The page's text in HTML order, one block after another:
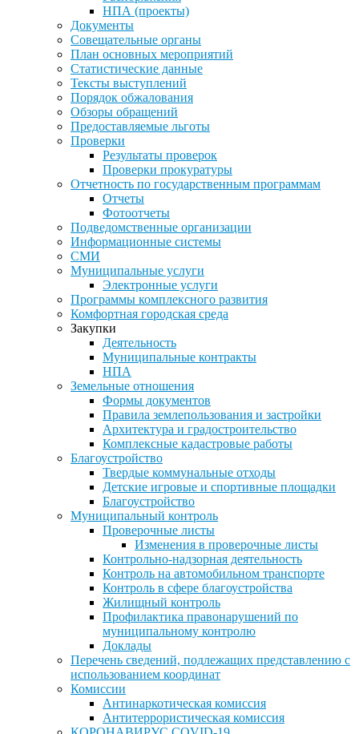
НПА (проекты)
Документы
Совещательные органы
План основных мероприятий
Статистические данные
Тексты выступлений
Порядок обжалования
Обзоры обращений
Предоставляемые льготы
Проверки
Результаты проверок
Проверки прокуратуры
Отчетность по государственным программам
Отчеты
Фотоотчеты
Подведомственные организации
Информационные системы
СМИ
Муниципальные услуги
Электронные услуги
Программы комплексного развития
Комфортная городская среда
Закупки
Деятельность
Муниципальные контракты
НПА
Земельные отношения
Формы документов
Правила землепользования и застройки
Архитектура и градостроительство
Комплексные кадастровые работы
Благоустройство
Твердые коммунальные отходы
Детские игровые и спортивные площадки
Благоустройство
Муниципальный контроль
Проверочные листы
Изменения в проверочные листы
Контрольно-надзорная деятельность
Контроль на автомобильном транспорте
Контроль в сфере благоустройства
Жилищный контроль
Профилактика правонарушений по
муниципальному контролю
Доклады
Перечень сведений, подлежащих представлению с
использованием координат
Комиссии
Антинаркотическая комиссия
Антитеррористическая комиссия